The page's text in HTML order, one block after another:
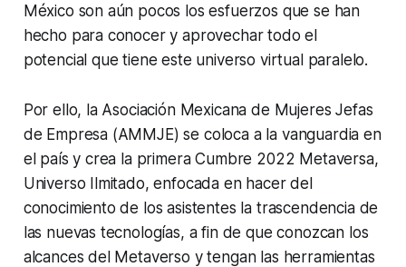
México son aún pocos los esfuerzos que se han
hecho para conocer y aprovechar todo el
potencial que tiene este universo virtual paralelo.
Por ello, la Asociación Mexicana de Mujeres Jefas
de Empresa (AMMJE) se coloca a la vanguardia en
el país y crea la primera Cumbre 2022 Metaversa,
Universo Ilmitado, enfocada en hacer del
conocimiento de los asistentes la trascendencia de
las nuevas tecnologías, a fin de que conozcan los
alcances del Metaverso y tengan las herramientas